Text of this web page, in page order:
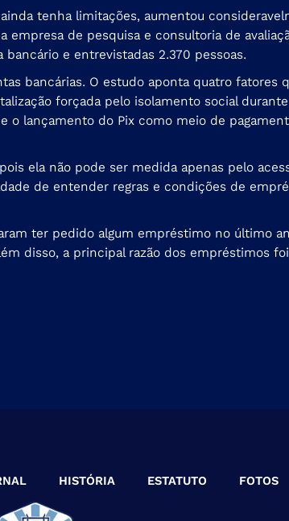
tenha limitações, aumentou
de pesquisa e consultoria de
e entrevistadas 2.370 pessoas.
bancárias. O estudo aponta quatro
forçada pelo isolamento social
o lançamento do Pix como meio de
ela não pode ser medida apenas pelo
de entender regras e condições de
ter pedido algum empréstimo no último
disso, a principal razão dos empréstimos
HISTÓRIA ESTATUTO FOTOS